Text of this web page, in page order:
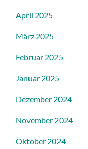
April 2025
März 2025
Februar 2025
Januar 2025
Dezember 2024
November 2024
Oktober 2024